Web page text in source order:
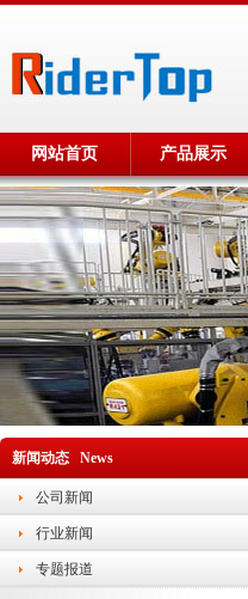
网站首页 产品展示
新闻动态 News
公司新闻
行业新闻
专题报道